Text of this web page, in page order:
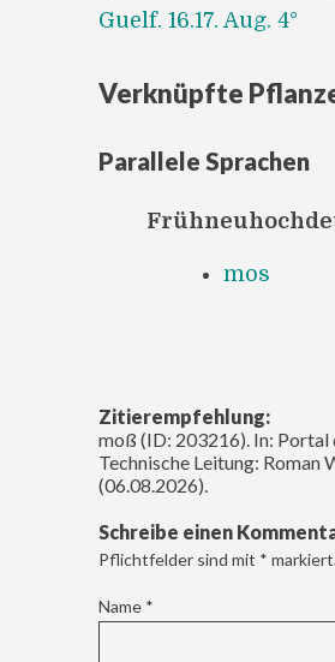
Guelf. 16.17. Aug. 4°
Verknüpfte
Parallele Sprachen
mos
Zitierempfehlung:
moß (ID: 203216). In: Portal
Technische Leitung:
(06.08.2026).
Schreibe einen
Pflichtfelder sind mit *
Name *